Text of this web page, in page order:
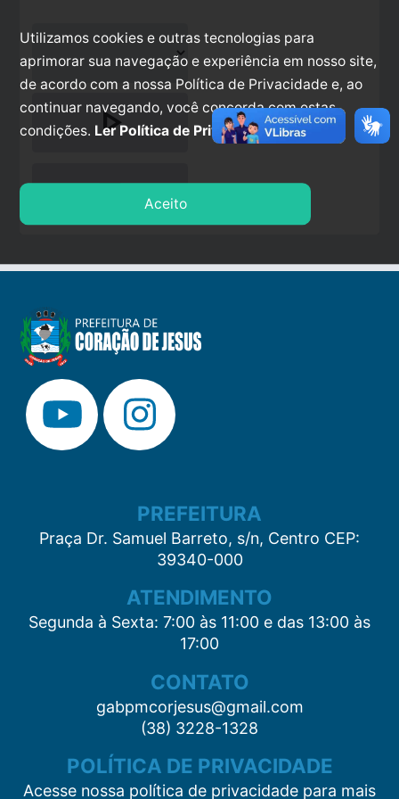
play_arrow
stop
PREFEITURA
Praça Dr. Samuel Barreto, s/n, Centro CEP:
39340-000
ATENDIMENTO
Segunda à Sexta: 7:00 às 11:00 e das 13:00 às
17:00
CONTATO
gabpmcorjesus@gmail.com
(38) 3228-1328
POLÍTICA DE PRIVACIDADE
Acesse nossa política de privacidade para mais
Utilizamos cookies e outras tecnologias para
aprimorar sua navegação e experiência em nosso site,
de acordo com a nossa Política de Privacidade e, ao
continuar navegando, você concorda com estas
condições. Ler Política de Privacidade.
Aceito